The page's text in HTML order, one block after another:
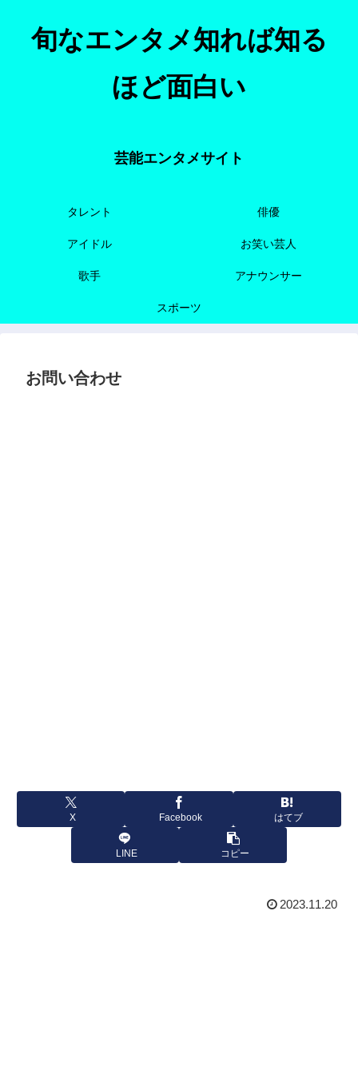
旬なエンタメ知れば知る
ほど面白い
芸能エンタメサイト
タレント 俳優
アイドル お笑い芸人
歌手 アナウンサー
スポーツ
お問い合わせ
X Facebook はてブ
LINE コピー
2023.11.20